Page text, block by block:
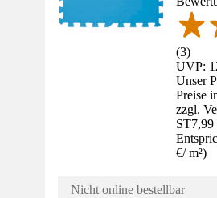
(3)
UVP:
Unser
Preise
zzgl.
ST7,99
€/ m²)
Nicht online bestellbar